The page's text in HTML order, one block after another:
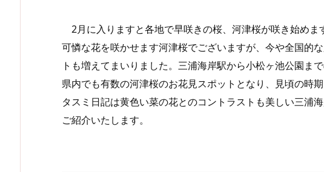
2月に入りますと各地で早咲きの桜、河津桜が咲き始め
可憐な花を咲かせます河津桜でございますが、今や全国的
トも増えてまいりました。三浦海岸駅から小松ヶ池公園ま
県内でも有数の河津桜のお花見スポットとなり、見頃の時
タスミ日記は黄色い菜の花とのコントラストも美しい三浦
ご紹介いたします。